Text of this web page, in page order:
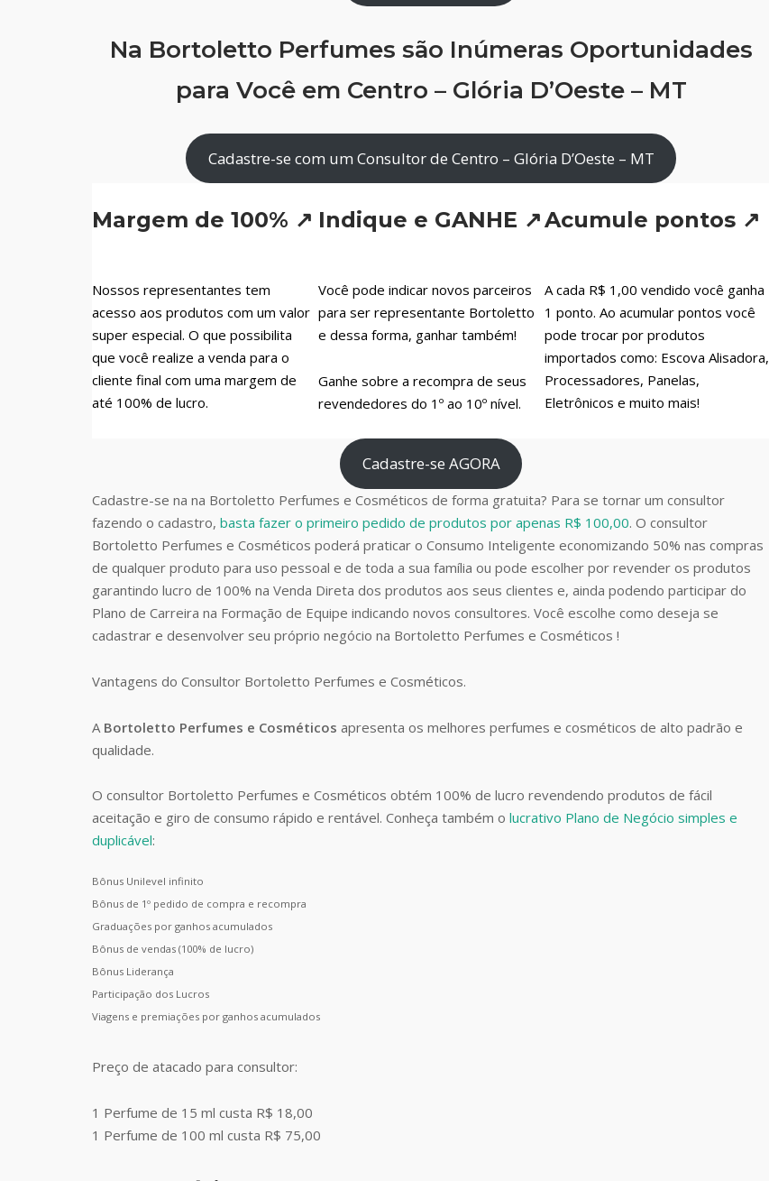
Na Bortoletto Perfumes são Inúmeras Oportunidades
para Você em Centro – Glória D’Oeste – MT
Cadastre-se com um Consultor de Centro – Glória D’Oeste – MT
Margem de 100% ↗
Nossos representantes tem
acesso aos produtos com um valor
super especial. O que possibilita
que você realize a venda para o
cliente final com uma margem de
até 100% de lucro.
Indique e GANHE ↗
Você pode indicar novos parceiros
para ser representante Bortoletto
e dessa forma, ganhar também!
Ganhe sobre a recompra de seus
revendedores do 1º ao 10º nível.
Acumule pontos ↗
A cada R$ 1,00 vendido você ganha
1 ponto. Ao acumular pontos você
pode trocar por produtos
importados como: Escova Alisadora,
Processadores, Panelas,
Eletrônicos e muito mais!
Cadastre-se AGORA
Cadastre-se na na Bortoletto Perfumes e Cosméticos de forma gratuita? Para se tornar um consultor
fazendo o cadastro, basta fazer o primeiro pedido de produtos por apenas R$ 100,00. O consultor
Bortoletto Perfumes e Cosméticos poderá praticar o Consumo Inteligente economizando 50% nas compras
de qualquer produto para uso pessoal e de toda a sua família ou pode escolher por revender os produtos
garantindo lucro de 100% na Venda Direta dos produtos aos seus clientes e, ainda podendo participar do
Plano de Carreira na Formação de Equipe indicando novos consultores. Você escolhe como deseja se
cadastrar e desenvolver seu próprio negócio na Bortoletto Perfumes e Cosméticos !
Vantagens do Consultor Bortoletto Perfumes e Cosméticos.
A Bortoletto Perfumes e Cosméticos apresenta os melhores perfumes e cosméticos de alto padrão e
qualidade.
O consultor Bortoletto Perfumes e Cosméticos obtém 100% de lucro revendendo produtos de fácil
aceitação e giro de consumo rápido e rentável. Conheça também o lucrativo Plano de Negócio simples e
duplicável:
Bônus Unilevel infinito
Bônus de 1º pedido de compra e recompra
Graduações por ganhos acumulados
Bônus de vendas (100% de lucro)
Bônus Liderança
Participação dos Lucros
Viagens e premiações por ganhos acumulados
Preço de atacado para consultor:
1 Perfume de 15 ml custa R$ 18,00
1 Perfume de 100 ml custa R$ 75,00